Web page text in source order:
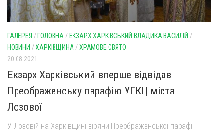
ГАЛЕРЕЯ / ГОЛОВНА / ЕКЗАРХ ХАРКІВСЬКИЙ ВЛАДИКА ВАСИЛІЙ /
НОВИНИ /ХАРКІВЩИНА /ХРАМОВЕ СВЯТО
20.08.2021
Екзарх Харківський вперше відвідав
Преображенську парафію УГКЦ міста
Лозової
У Лозовій на Харківщині віряни Преображенської парафії